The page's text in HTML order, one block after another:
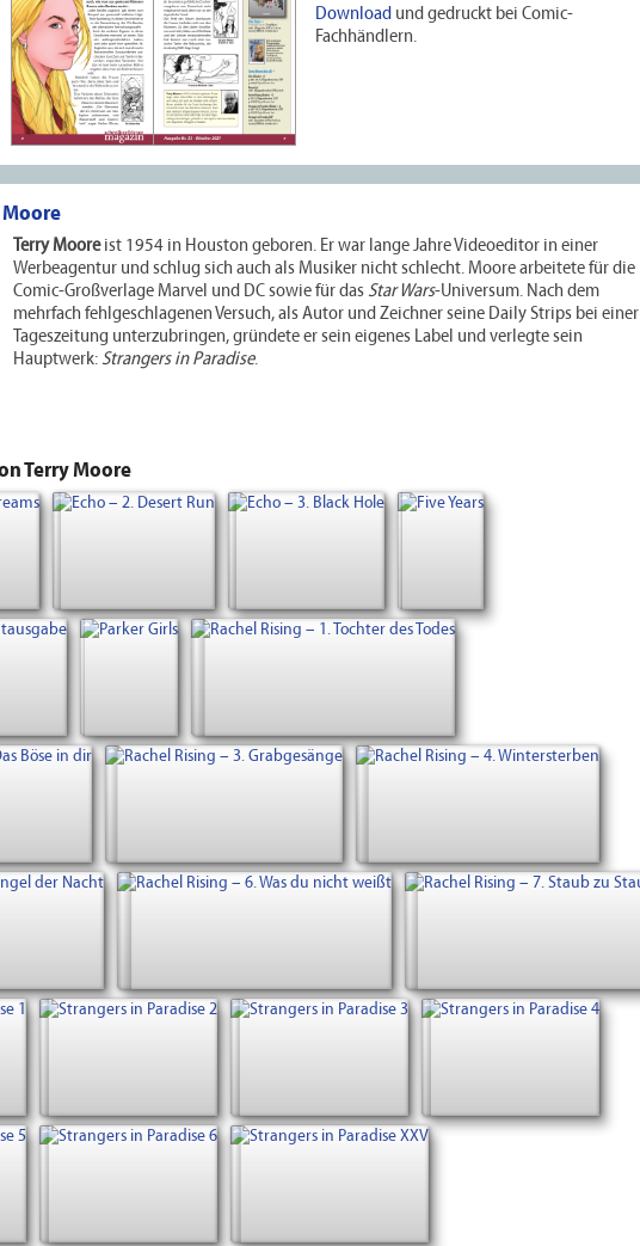
Download und gedruckt bei Comic-
Fachhändlern.
Moore
Terry Mooreist 1954 in Houston geboren. Er war lange Jahre Videoeditor in einer
Werbeagentur und schlug sich auch als Musiker nicht schlecht. Moore arbeitete für die
Comic-Großverlage Marvel und DC sowie für das Star Wars-Universum. Nach dem
mehrfach fehlgeschlagenen Versuch, als Autor und Zeichner seine Daily Strips bei einer
Tageszeitung unterzubringen, gründete er sein eigenes Label und verlegte sein
Hauptwerk: Strangers in Paradise.
Terry Moore